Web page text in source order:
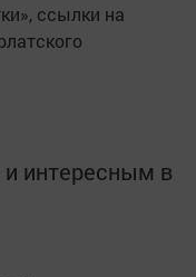
ссылки на
интересным в